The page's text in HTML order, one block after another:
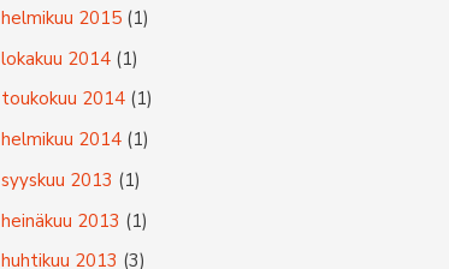
helmikuu 2015 (1)
lokakuu 2014 (1)
toukokuu 2014 (1)
helmikuu 2014 (1)
syyskuu 2013 (1)
heinäkuu 2013 (1)
huhtikuu 2013 (3)